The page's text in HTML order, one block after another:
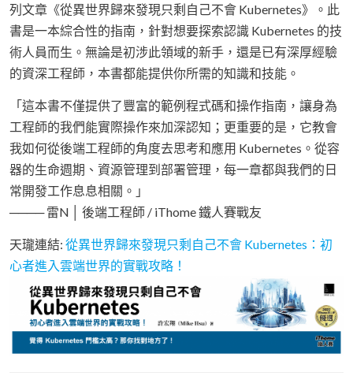
列文章《從異世界歸來發現只剩自己不會 Kubernetes》。此
書是一本綜合性的指南，針對想要探索認識 Kubernetes 的技
術人員而生。無論是初涉此領域的新手，還是已有深厚經驗
的資深工程師，本書都能提供你所需的知識和技能。
「這本書不僅提供了豐富的範例程式碼和操作指南，讓身為
工程師的我們能實際操作來加深認知；更重要的是，它教會
我如何從後端工程師的角度去思考和應用 Kubernetes。從容
器的生命週期、資源管理到部署管理，每一章都與我們的日
常開發工作息息相關。」
──── 雷N │ 後端工程師 / iThome 鐵人賽戰友
天瓏連結: 從異世界歸來發現只剩自己不會 Kubernetes：初
心者進入雲端世界的實戰攻略！